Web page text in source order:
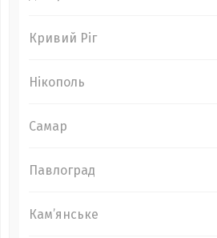
Кривий Ріг
Нікополь
Самар
Павлоград
Кам’янське